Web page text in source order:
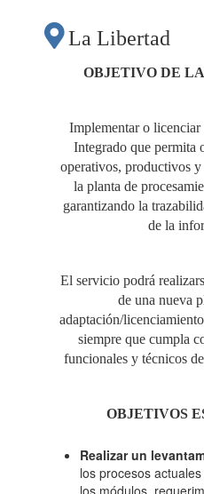
La Libertad
OBJETIVO DE
Implementar o licenciar
Integrado que permita
operativos, productivos
la planta de
garantizando la
de la
El servicio podrá
de una nueva
adaptación/
siempre que cumpla
funcionales y técnicos
OBJETIVOS
Realizar un
los procesos
los módulos,